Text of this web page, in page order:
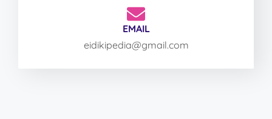
EMAIL
eidikipedia@gmail.com